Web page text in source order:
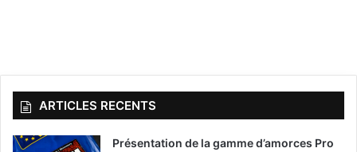
ARTICLES RECENTS
Présentation de la gamme d’amorces Pro